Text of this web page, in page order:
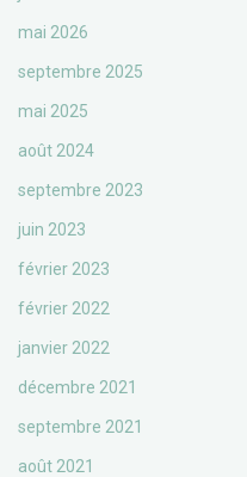
mai 2026
septembre 2025
mai 2025
août 2024
septembre 2023
juin 2023
février 2023
février 2022
janvier 2022
décembre 2021
septembre 2021
août 2021